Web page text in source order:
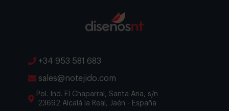
+34 953 581 683
sales@notejido.com
Pol. Ind. El Chaparral, Santa Ana, s/n
23692 Alcalá la Real, Jaén - España